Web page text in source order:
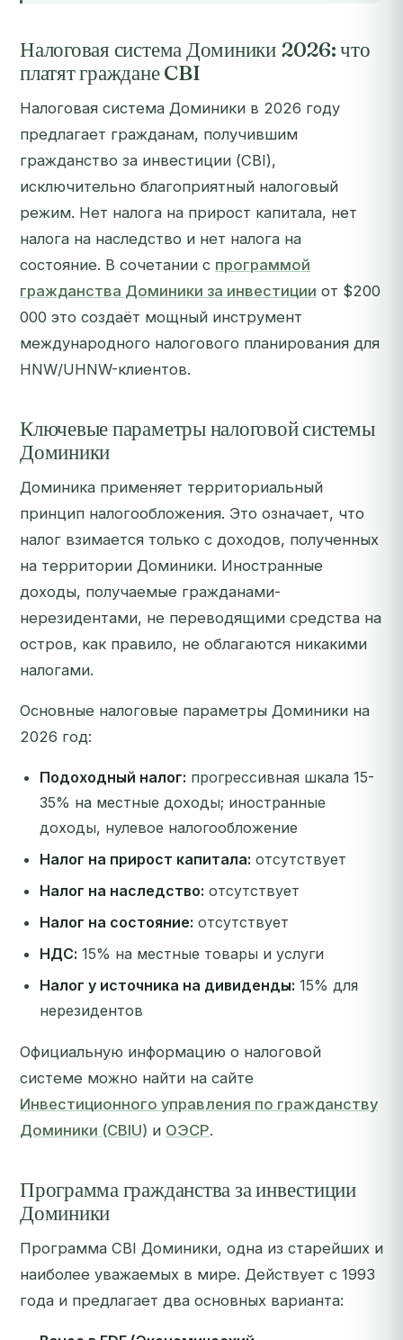
Налоговая система Доминики 2026: что
платят граждане CBI
Налоговая система Доминики в 2026 году
предлагает гражданам, получившим
гражданство за инвестиции (CBI),
исключительно благоприятный налоговый
режим. Нет налога на прирост капитала, нет
налога на наследство и нет налога на
состояние. В сочетании с программой
гражданства Доминики за инвестиции от $200
000 это создаёт мощный инструмент
международного налогового планирования для
HNW/UHNW-клиентов.
Ключевые параметры налоговой системы
Доминики
Доминика применяет территориальный
принцип налогообложения. Это означает, что
налог взимается только с доходов, полученных
на территории Доминики. Иностранные
доходы, получаемые гражданами-
нерезидентами, не переводящими средства на
остров, как правило, не облагаются никакими
налогами.
Основные налоговые параметры Доминики на
2026 год:
Подоходный налог: прогрессивная шкала 15-
35% на местные доходы; иностранные
доходы, нулевое налогообложение
Налог на прирост капитала: отсутствует
Налог на наследство: отсутствует
Налог на состояние: отсутствует
НДС: 15% на местные товары и услуги
Налог у источника на дивиденды: 15% для
нерезидентов
Официальную информацию о налоговой
системе можно найти на сайте
Инвестиционного управления по гражданству
Доминики (CBIU) и ОЭСР.
Программа гражданства за инвестиции
Доминики
Программа CBI Доминики, одна из старейших и
наиболее уважаемых в мире. Действует с 1993
года и предлагает два основных варианта: